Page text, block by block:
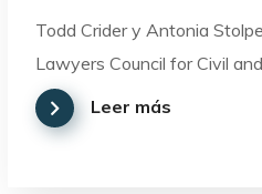
Todd Crider y Antonia
Lawyers Council for Civil and
Leer más